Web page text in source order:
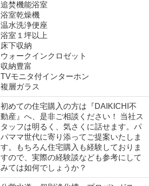
追焚機能浴室
浴室乾燥機
温水洗浄便座
浴室１坪以上
床下収納
ウォークインクロゼット
収納豊富
TVモニタ付インターホン
複層ガラス
初めての住宅購入の方は『DAIKICHI不
動産』へ、是非ご相談ください！ 当社ス
タッフは明るく、気さくに話せます。パ
パママ世代に寄り添ってご提案いたしま
す。もちろん住宅購入も経験しておりま
すので、実際の経験談なども参考にして
みては如何でしょうか？